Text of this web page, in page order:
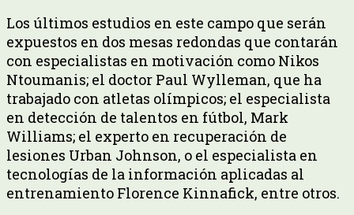
Los últimos estudios en este campo que serán
expuestos en dos mesas redondas que contarán
con especialistas en motivación como Nikos
Ntoumanis; el doctor Paul Wylleman, que ha
trabajado con atletas olímpicos; el especialista
en detección de talentos en fútbol, Mark
Williams; el experto en recuperación de
lesiones Urban Johnson, o el especialista en
tecnologías de la información aplicadas al
entrenamiento Florence Kinnafick, entre otros.